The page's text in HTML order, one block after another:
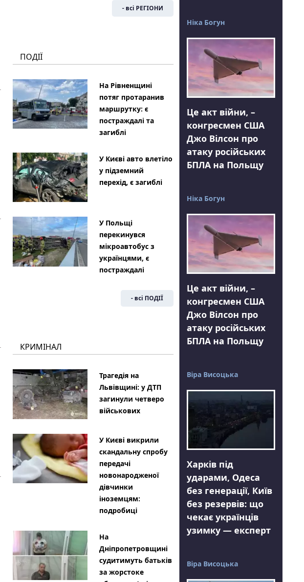
- всі РЕГІОНИ
ПОДІЇ
На Рівненщині
потяг протаранив
маршрутку: є
постраждалі та
загиблі
У Києві авто влетіло
у підземний
перехід, є загиблі
У Польщі
перекинувся
мікроавтобус з
українцями, є
постраждалі
- всі ПОДІЇ
КРИМІНАЛ
Трагедія на
Львівщині: у ДТП
загинули четверо
військових
У Києві викрили
скандальну спробу
передачі
новонародженої
дівчинки
іноземцям:
подробиці
На
Дніпропетровщині
судитимуть батьків
за жорстоке
Ніка Богун
Це акт війни, –
конгресмен США
Джо Вілсон про
атаку російських
БПЛА на Польщу
Ніка Богун
Це акт війни, –
конгресмен США
Джо Вілсон про
атаку російських
БПЛА на Польщу
Віра Висоцька
Харків під
ударами, Одеса
без генерації, Київ
без резервів: що
чекає українців
узимку — експерт
Віра Висоцька